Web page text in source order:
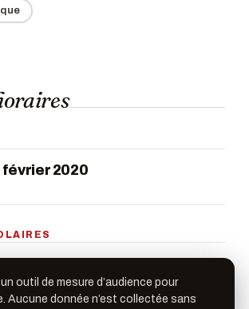
février 2020
outil de mesure d’audience pour
Aucune donnée n’est collectée sans